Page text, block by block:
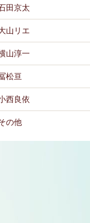
田京太
山リエ
山淳一
松亘
西良依
の他